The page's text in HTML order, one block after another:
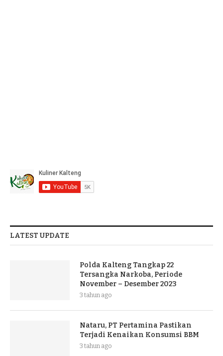
LATEST UPDATE
Polda Kalteng Tangkap 22
Tersangka Narkoba, Periode
November – Desember 2023
3 tahun ago
Nataru, PT Pertamina Pastikan
Terjadi Kenaikan Konsumsi BBM
3 tahun ago